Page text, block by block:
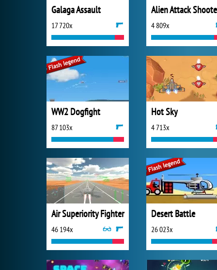
Galaga Assault
17 720x
Alien Attack
4 809x
WW2 Dogfight
87 103x
Hot Sky
4 713x
Air Superiority Fighter
46 194x
Desert Battle
26 023x